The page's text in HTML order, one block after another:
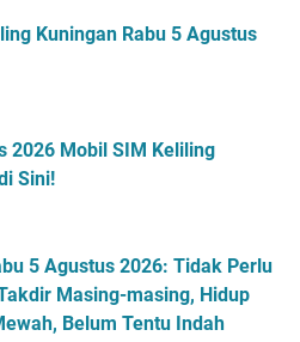
Kuningan Rabu 5 Agustus
2026 Mobil SIM Keliling
Sini!
5 Agustus 2026: Tidak Perlu
Masing-masing, Hidup
Belum Tentu Indah